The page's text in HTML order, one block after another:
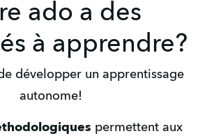
ado a des
à apprendre?
développer un apprentissage
autonome!
permettent aux